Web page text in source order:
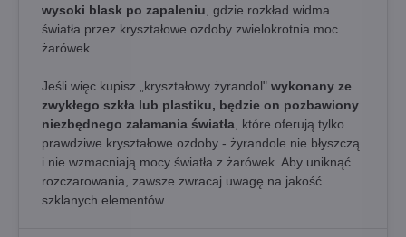
wysoki blask po zapaleniu , gdzie rozkład widma
światła przez kryształowe ozdoby zwielokrotnia moc
żarówek.
Jeśli więc kupisz „kryształowy żyrandol" wykonany ze
zwykłego szkła lub plastiku, będzie on pozbawiony
niezbędnego załamania światła , które oferują tylko
prawdziwe kryształowe ozdoby - żyrandole nie błyszczą
i nie wzmacniają mocy światła z żarówek. Aby uniknąć
rozczarowania, zawsze zwracaj uwagę na jakość
szklanych elementów.